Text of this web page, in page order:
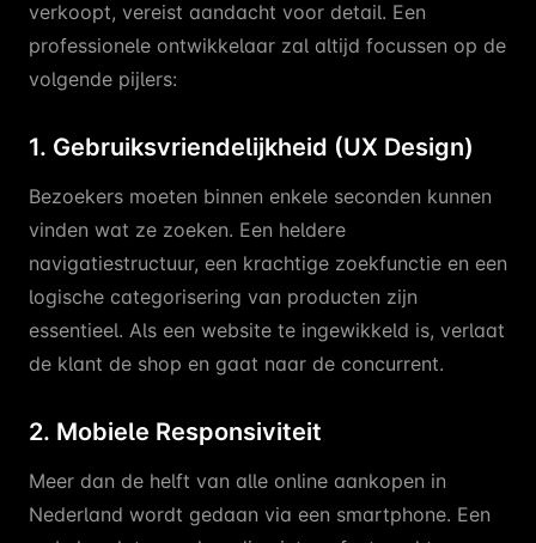
verkoopt, vereist aandacht voor detail. Een
professionele ontwikkelaar zal altijd focussen op de
volgende pijlers:
1. Gebruiksvriendelijkheid (UX Design)
Bezoekers moeten binnen enkele seconden kunnen
vinden wat ze zoeken. Een heldere
navigatiestructuur, een krachtige zoekfunctie en een
logische categorisering van producten zijn
essentieel. Als een website te ingewikkeld is, verlaat
de klant de shop en gaat naar de concurrent.
2. Mobiele Responsiviteit
Meer dan de helft van alle online aankopen in
Nederland wordt gedaan via een smartphone. Een